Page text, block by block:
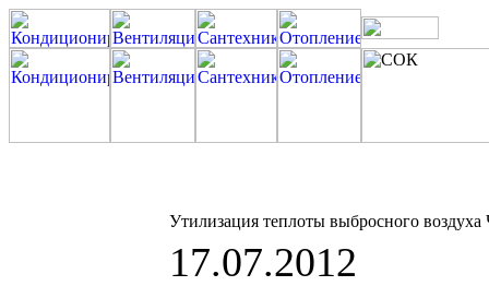
Утилизация теплоты выбросного воздуха
17.07.2012